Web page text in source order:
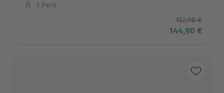
Anzahl der Teilnehmer
1 Pers.
152,90 €
Aktueller
144,90 €